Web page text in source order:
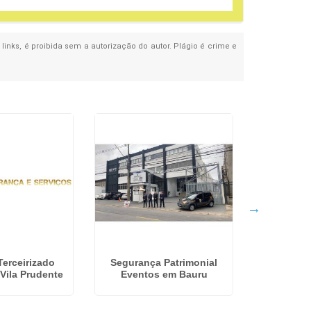
é proibida sem a autorização do autor. Plágio é crime e
Prudente
Segurança Patrimonial
Eventos em Bauru